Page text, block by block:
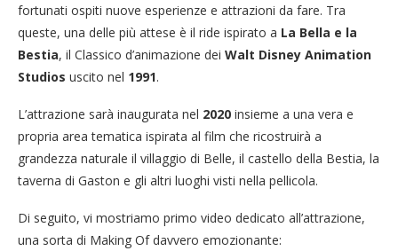
fortunati ospiti nuove esperienze e attrazioni da fare. Tra
queste, una delle più attese è il ride ispirato a La Bella e la
Bestia, il Classico d’animazione dei Walt Disney Animation
Studios uscito nel 1991.
L’attrazione sarà inaugurata nel 2020 insieme a una vera e
propria area tematica ispirata al film che ricostruirà a
grandezza naturale il villaggio di Belle, il castello della Bestia, la
taverna di Gaston e gli altri luoghi visti nella pellicola.
Di seguito, vi mostriamo primo video dedicato all’attrazione,
una sorta di Making Of davvero emozionante: